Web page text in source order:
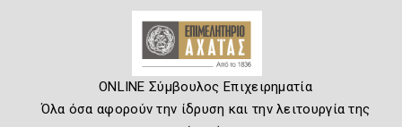
ONLINE Σύμβουλος Επιχειρηματία
Όλα όσα αφορούν την ίδρυση και την λειτουργία της